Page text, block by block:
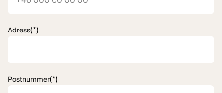
Adress(*)
Postnummer(*)